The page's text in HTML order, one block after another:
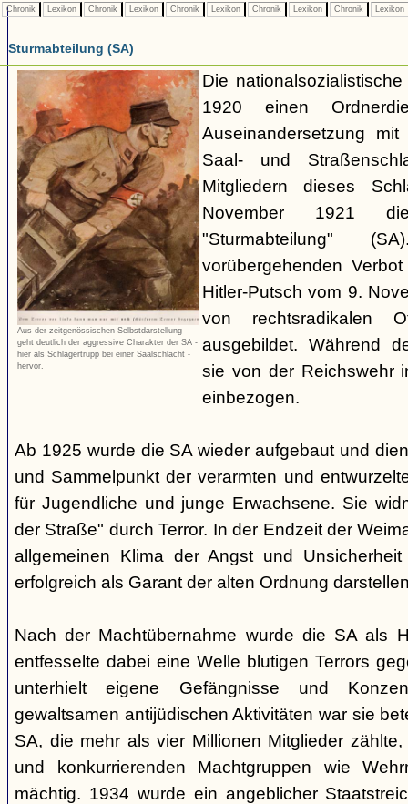
Chronik Lexikon Chronik Lexikon Chronik Lexikon Chronik Lexikon Chronik Lexikon
Sturmabteilung (SA)
Aus der zeitgenössischen Selbstdarstellung
geht deutlich der aggressive Charakter der SA -
hier als Schlägertrupp bei einer Saalschlacht -
hervor.
Die
1920 einen
Auseinandersetzung
Saal- und
Mitgliedern dieses
November 1921
"Sturmabteilung"
vorübergehenden
Hitler-Putsch vom 9.
von rechtsradikalen
ausgebildet. Während
sie von der Reichswehr
einbezogen.
Ab 1925 wurde die SA wieder aufgebaut und
und Sammelpunkt der verarmten und
für Jugendliche und junge Erwachsene. Sie
der Straße" durch Terror. In der Endzeit der
allgemeinen Klima der Angst und
erfolgreich als Garant der alten Ordnung
Nach der Machtübernahme wurde die SA als
entfesselte dabei eine Welle blutigen Terrors
unterhielt eigene Gefängnisse und
gewaltsamen antijüdischen Aktivitäten war sie
SA, die mehr als vier Millionen Mitglieder
und konkurrierenden Machtgruppen wie
mächtig. 1934 wurde ein angeblicher